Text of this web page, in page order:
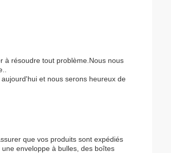
à résoudre tout problème.Nous nous
et nous serons heureux de
que vos produits sont expédiés
enveloppe à bulles, des boîtes